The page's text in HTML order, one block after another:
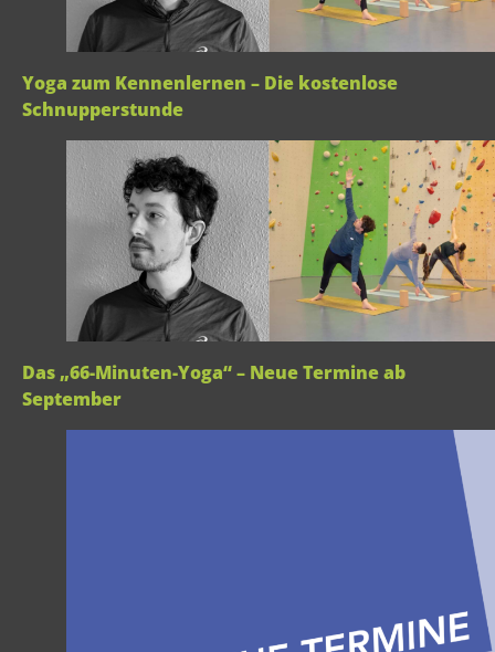
Yoga zum Kennenlernen – Die kostenlose
Schnupperstunde
Das „66-Minuten-Yoga“ – Neue Termine ab
September